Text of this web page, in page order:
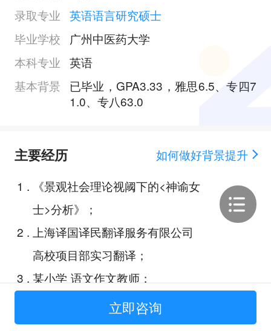
录取专业 英语语言研究硕士
毕业学校
广州中医药大学
本科专业 英语
基本背景
已毕业，GPA3.33，雅思6.5、专四7
1.0、专八63.0
主要经历
如何做好背景提升
1 .
《景观社会理论视阈下的<神谕女
士>分析》；
2 . 上海译国译民翻译服务有限公司
高校项目部实习翻译；
3 . 某小学 语文作文教师；
安安网校园行-2020食药科普之星
创造营；
立即咨询